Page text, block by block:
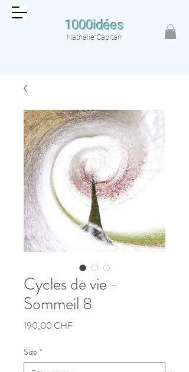
1000idées
Nathalie Capitan
Cycles de vie -
Sommeil 8
190,00 CHFPrix
Size *